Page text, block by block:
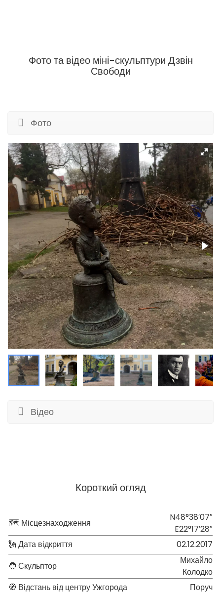
Фото та відео міні-скульптури Дзвін
Свободи
Фото
Відео
Короткий огляд
🗺 Місцезнаходження
N48°38′07″
E22°17′28″
🗽 Дата відкриття
02.12.2017
🧑 Скульптор
Михайло
Колодко
🧭 Відстань від центру Ужгорода
Поруч